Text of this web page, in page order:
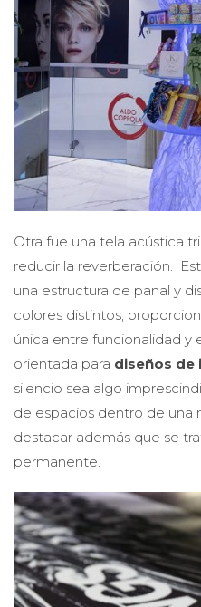
Otra fue una tela acústica
reducir la reverberación.
una estructura de panal y
colores distintos,
única entre funcionalidad y
orientada para diseños de
silencio sea algo
de espacios dentro de una
destacar además que se
permanente.